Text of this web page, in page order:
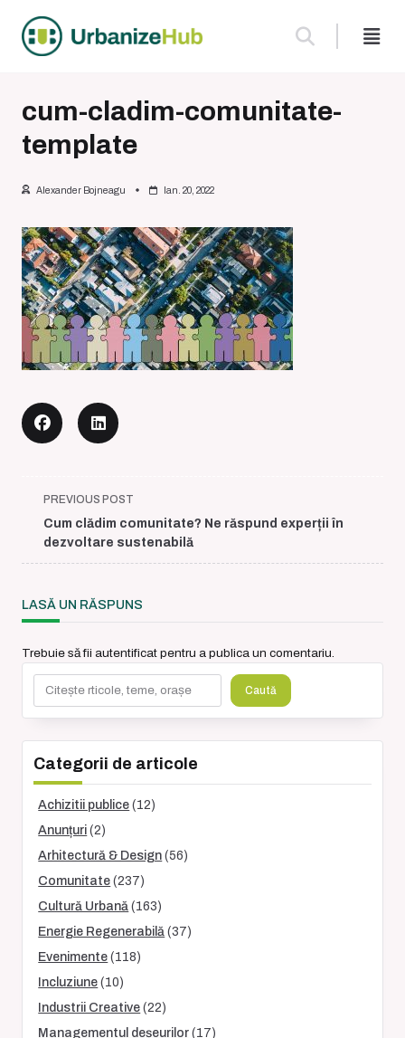
content
cum-cladim-comunitate-
template
Alexander Bojneagu Ian. 20, 2022
<span
class="nav-
subtitle
screen-
text">Page</span>
PREVIOUS POST
Cum clădim comunitate? Ne răspund experții în
dezvoltare sustenabilă
LASĂ UN RĂSPUNS
Trebuie să fii autentificat pentru a publica un comentariu.
Caută
Categorii de articole
Achizitii publice (12)
Anunțuri (2)
Arhitectură & Design (56)
Comunitate (237)
Cultură Urbană (163)
Energie Regenerabilă (37)
Evenimente (118)
Incluziune (10)
Industrii Creative (22)
Managementul deșeurilor (17)